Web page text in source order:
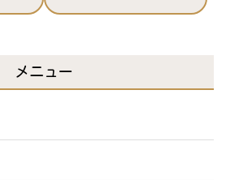
メニュー